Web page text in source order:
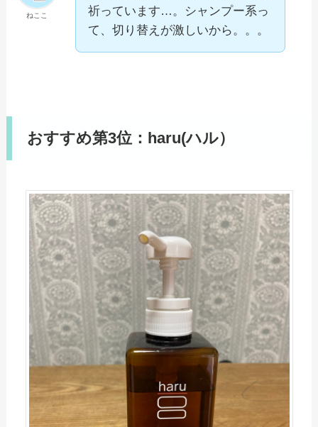
ねここ
祈っています…。シャンプー系っ
て、切り替えが激しいから。。。
おすすめ第3位：haru(ハル）